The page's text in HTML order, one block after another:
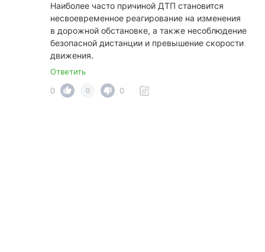
Наиболее часто причиной ДТП становится
несвоевременное реагирование на изменения
в дорожной обстановке, а также несоблюдение
безопасной дистанции и превышение скорости
движения.
Ответить
0
0 0